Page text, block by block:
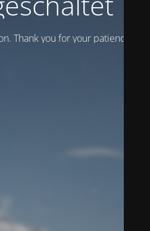
Thank you for your patience!